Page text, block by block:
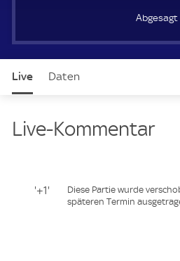
Abgesagt
Live Daten
Live-Kommentar
'+1'
Diese Partie wurde
späteren Termin